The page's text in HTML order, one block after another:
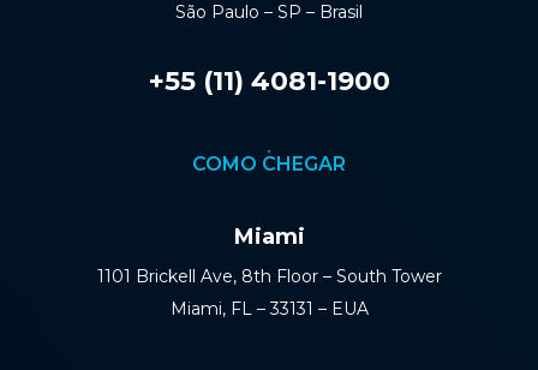
São Paulo – SP – Brasil
+55 (11) 4081-1900
COMO CHEGAR
Miami
1101 Brickell Ave, 8th Floor – South Tower
Miami, FL – 33131 – EUA